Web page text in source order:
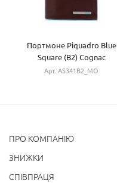
Портмоне Piquadro Blue
Square (B2) Cognac
AS341B2_MO
Арт. AS341B2_MO
ПРО КОМПАНІЮ
ЗНИЖКИ
СПІВПРАЦЯ